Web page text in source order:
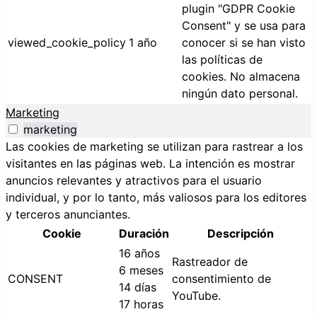
viewed_cookie_policy 1 año
plugin "GDPR Cookie
Consent" y se usa para
conocer si se han visto
las políticas de
cookies. No almacena
ningún dato personal.
Marketing
marketing
Las cookies de marketing se utilizan para rastrear a los
visitantes en las páginas web. La intención es mostrar
anuncios relevantes y atractivos para el usuario
individual, y por lo tanto, más valiosos para los editores
y terceros anunciantes.
Cookie
Duración Descripción
CONSENT
16 años
6 meses
14 días
17 horas
Rastreador de
consentimiento de
YouTube.